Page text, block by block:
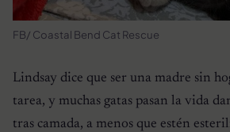
FB/ Coastal Bend Cat Rescue
Lindsay dice que ser una madre sin
tarea, y muchas gatas pasan la vida
tras camada, a menos que estén